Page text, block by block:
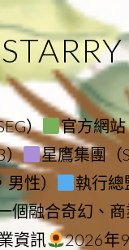
）
官方網站
）
星鷹集團（
性）
執行總
個融合奇幻、
資訊
2026年